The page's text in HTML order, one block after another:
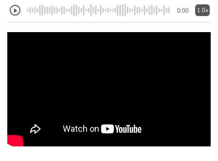
0:00 1.0x